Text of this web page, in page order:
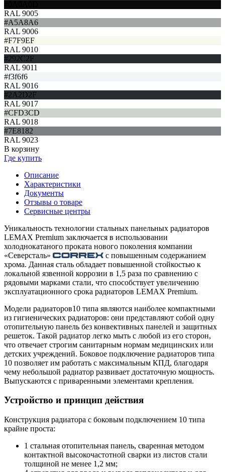
RAL 9005
#A5A8A6
RAL 9006
#F7F9EF
RAL 9010
#292C2F
RAL 9011
#f3f6f6
RAL 9016
#2A2D2F
RAL 9017
#CFD3CD
RAL 9018
#7E8182
RAL 9023
В корзину
Где купить
Описание
Характеристики
Документы
Отзывы о товаре
Сервисные центры
Уникальность технологии стальных панельных радиаторов
LEMAX Premium заключается в использовании
холоднокатаного проката нового поколения компании
«Северсталь»
с повышенным содержанием
хрома. Данная сталь обладает повышенной стойкостью к
локальной язвенной коррозии в 1,5 раза по сравнению с
рядовыми марками стали, что способствует увеличению
эксплуатационного срока радиаторов LEMAX Premium.
Модели радиаторов10 типа являются наиболее компактными
из гигиенических радиаторов: они представляют собой одну
отопительную панель без конвективных панелей и защитных
решеток. Такой радиатор легко мыть с любой из его сторон,
что отвечает строгим санитарным нормам медицинских или
детских учреждений. Боковое подключение радиаторов типа
10 позволяет им работать с максимальным КПД, благодаря
чему небольшой радиатор развивает достаточную мощность.
Выпускаются с приваренными элементами крепления.
Устройство и принцип действия
Конструкция радиатора с боковым подключением 10 типа
крайне проста:
1 стальная отопительная панель, сваренная методом
контактной высокочастотной сварки из листов стали
толщиной не менее 1,2 мм;